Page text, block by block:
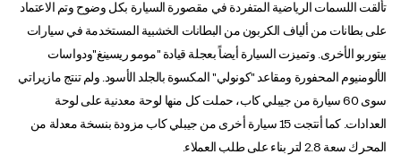
تألقت اللسمات الرياضية المتفردة في مقصورة السيارة بكل وضوح وتم الاعتماد
على بطانات من ألياف الكربون من البطانات الخشبية المستخدمة في سيارات
بيتوربو الأخرى. وتميزت السيارة أيضاً بعجلة قيادة "مومو ريسينغ"ودواسات
الألومنيوم المحفورة ومقاعد "كونولي" المكسوة بالجلد الأسود. ولم تنتج مازيراتي
سوى 60 سيارة من جيبلي كاب، حملت كل منها لوحة معدنية على لوحة
العدادات. كما أنتجت 15 سيارة أخرى من جيبلي كاب مزودة بنسخة معدلة من
المحرك سعة 2.8 لتر بناء على طلب العملاء.